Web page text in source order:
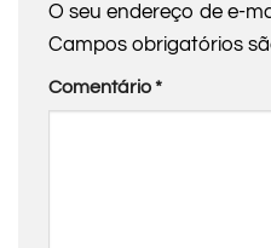
O seu endereço de e-
Campos obrigatórios
Comentário*